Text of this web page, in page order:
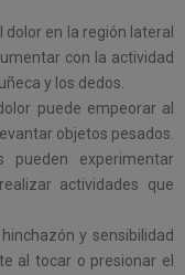
dolor en la región lateral
con la actividad
y los dedos.
puede empeorar al
objetos pesados.
pueden experimentar
actividades que
y sensibilidad
al tocar o presionar el